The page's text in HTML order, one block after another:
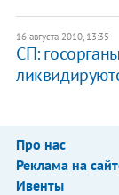
16 августа 2010, 13:35
СП:
Про нас
Реклама на
Ивенты